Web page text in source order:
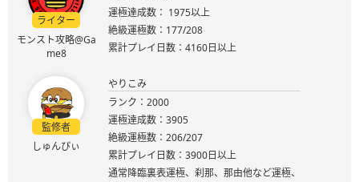
ライター
モンスト攻略@Ga
me8
運極達成数： 1975以上
絶級運極数：177/208
累計プレイ日数：4160日以上
監修者
しゅんぴぃ
やりこみ
ランク：2000
運極達成数：3905
絶級運極数：206/207
累計プレイ日数：3900日以上
通常降臨裏表運極、刹那、那由他など運極、